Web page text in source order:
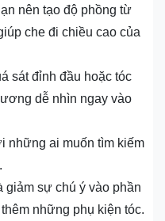
nên tạo độ phồng từ
che đi chiều cao của
sát đỉnh đầu hoặc tóc
dễ nhìn ngay vào
những ai muốn tìm kiếm
giảm sự chú ý vào phần
những phụ kiện tóc.